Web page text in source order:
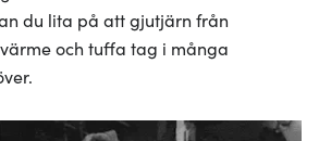
du lita på att gjutjärn från
och tuffa tag i många